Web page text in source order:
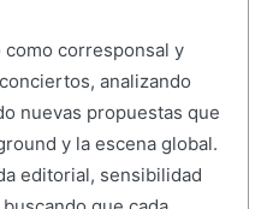
corresponsal y
analizando
nuevas propuestas que
y la escena global.
editorial, sensibilidad